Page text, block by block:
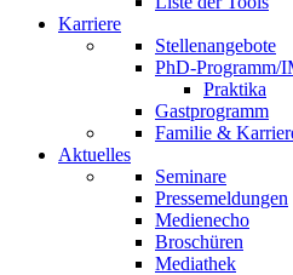
Karriere
Stellenangebote
PhD-Programm/
Praktika
Gastprogramm
Familie &
Aktuelles
Seminare
Pressemeldungen
Medienecho
Broschüren
Mediathek